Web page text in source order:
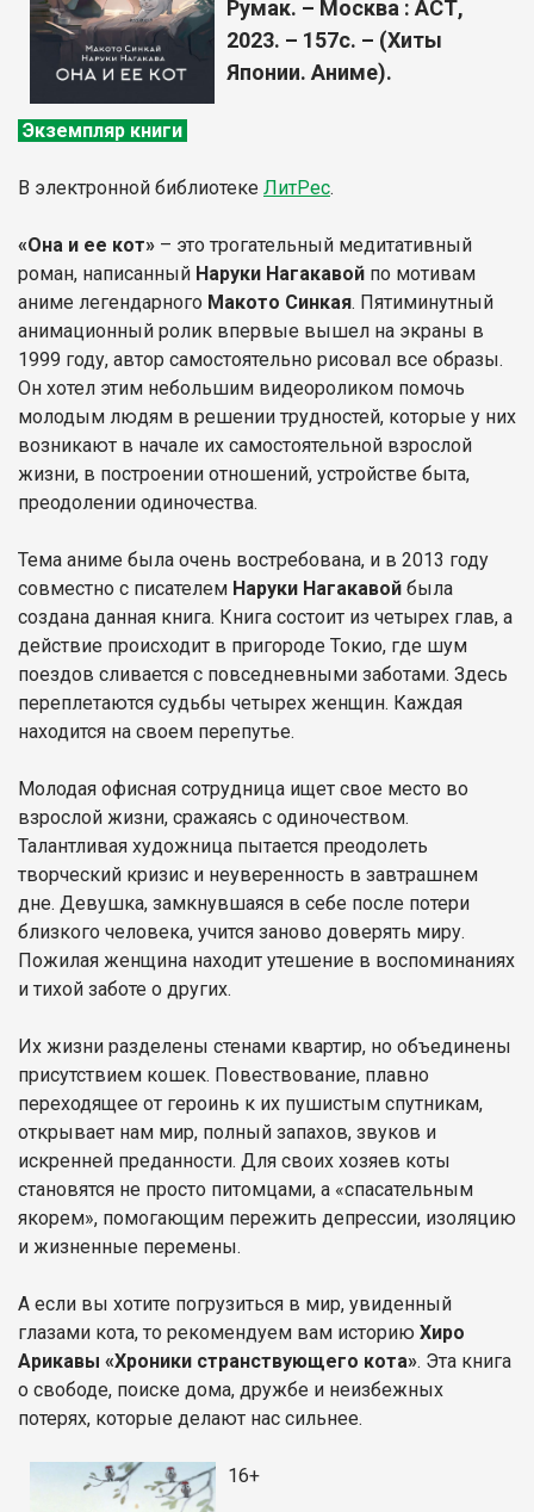
Румак. – Москва : АСТ,
2023. – 157с. – (Хиты
Японии. Аниме).
Экземпляр книги
В электронной библиотеке ЛитРес.
«Она и ее кот» – это трогательный медитативный
роман, написанный Наруки Нагакавой по мотивам
аниме легендарного Макото Синкая. Пятиминутный
анимационный ролик впервые вышел на экраны в
1999 году, автор самостоятельно рисовал все образы.
Он хотел этим небольшим видеороликом помочь
молодым людям в решении трудностей, которые у них
возникают в начале их самостоятельной взрослой
жизни, в построении отношений, устройстве быта,
преодолении одиночества.
Тема аниме была очень востребована, и в 2013 году
совместно с писателем Наруки Нагакавой была
создана данная книга. Книга состоит из четырех глав, а
действие происходит в пригороде Токио, где шум
поездов сливается с повседневными заботами. Здесь
переплетаются судьбы четырех женщин. Каждая
находится на своем перепутье.
Молодая офисная сотрудница ищет свое место во
взрослой жизни, сражаясь с одиночеством.
Талантливая художница пытается преодолеть
творческий кризис и неуверенность в завтрашнем
дне. Девушка, замкнувшаяся в себе после потери
близкого человека, учится заново доверять миру.
Пожилая женщина находит утешение в воспоминаниях
и тихой заботе о других.
Их жизни разделены стенами квартир, но объединены
присутствием кошек. Повествование, плавно
переходящее от героинь к их пушистым спутникам,
открывает нам мир, полный запахов, звуков и
искренней преданности. Для своих хозяев коты
становятся не просто питомцами, а «спасательным
якорем», помогающим пережить депрессии, изоляцию
и жизненные перемены.
А если вы хотите погрузиться в мир, увиденный
глазами кота, то рекомендуем вам историю Хиро
Арикавы «Хроники странствующего кота». Эта книга
о свободе, поиске дома, дружбе и неизбежных
потерях, которые делают нас сильнее.
16+